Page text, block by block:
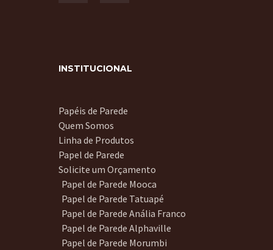
INSTITUCIONAL
Papéis de Parede
Quem Somos
Linha de Produtos
Papel de Parede
Solicite um Orçamento
Papel de Parede Mooca
Papel de Parede Tatuapé
Papel de Parede Anália Franco
Papel de Parede Alphaville
Papel de Parede Morumbi